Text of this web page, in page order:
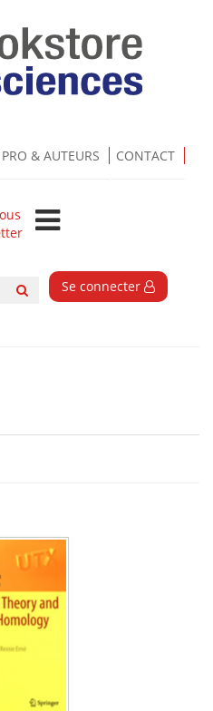
PRO & AUTEURS CONTACT
Se connecter